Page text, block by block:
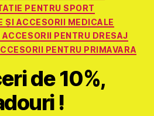
PENTRU SPORT
ŞI ACCESORII MEDICALE
PENTRU DRESAJ
PENTRU PRIMAVARA
de 10%,
!